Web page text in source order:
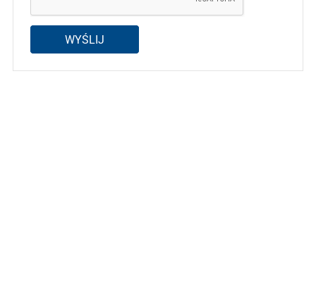
WYŚLIJ